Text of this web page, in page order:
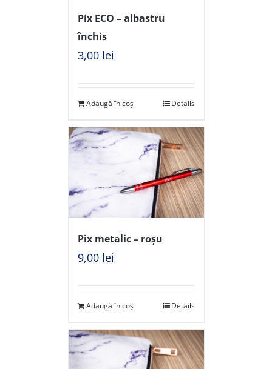
Pix ECO – albastru
închis
3,00 lei
Adaugă în coș Details
Pix metalic – roșu
9,00 lei
Adaugă în coș Details